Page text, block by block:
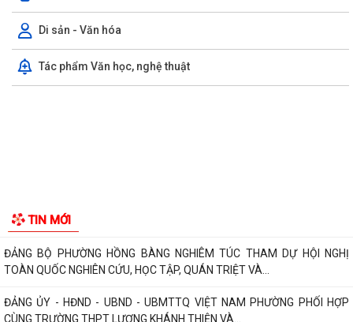
Di sản - Văn hóa
Tác phẩm Văn học, nghệ thuật
Trường Tiểu học Đinh Tiên Hoàng (phường Hồng Bàng) tăng kiến thức,
kỹ năng phòng chống đuối nước...
Phường Hồng Bàng tập huấn kiến thức về an toàn thực phẩm cho các
cơ sở kinh doanh dịch vụ ăn uống,...